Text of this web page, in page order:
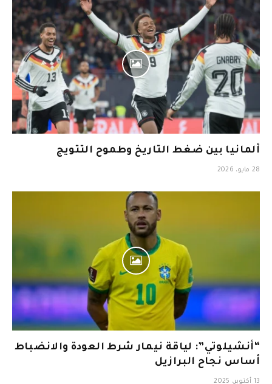
ألمانيا بين ضغط التاريخ وطموح التتويج
28 مايو، 2026
“أنشيلوتي”: لياقة نيمار شرط العودة والانضباط
أساس نجاح البرازيل
13 أكتوبر، 2025